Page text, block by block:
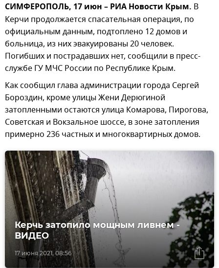
СИМФЕРОПОЛЬ, 17 июн – РИА Новости Крым. В
Керчи продолжается спасательная операция, по
официальным данным, подтоплено 12 домов и
больница, из них эвакуированы 20 человек.
Погибших и пострадавших нет, сообщили в пресс-
службе ГУ МЧС России по Республике Крым.
Как сообщил глава администрации города Сергей
Бороздин, кроме улицы Жени Дерюгиной
затопленными остаются улица Комарова, Пирогова,
Советская и Вокзальное шоссе, в зоне затопления
примерно 236 частных и многоквартирных домов.
17 июня 2021, 08:56
Керчь затопило мощным ливнем -
ВИДЕО